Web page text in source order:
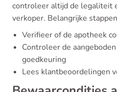
controleer altijd de legaliteit
verkoper. Belangrijke
Verifieer of de apotheek
Controleer de
goedkeuring
Lees klantbeoordelingen